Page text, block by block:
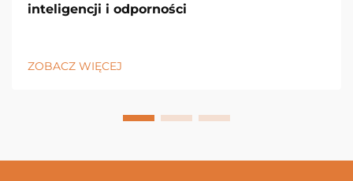
inteligencji i odporności
ZOBACZ WIĘCEJ